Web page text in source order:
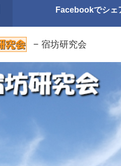
Facebookでシェ
− 宿坊研究会